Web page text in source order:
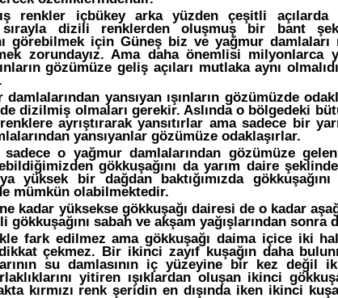
renkler içbükey arka yüzden çeşitli açılarda
sırayla dizili renklerden oluşmuş bir bant
görebilmek için Güneş biz ve yağmur
zorundayız. Ama daha önemlisi milyonlarca
gözümüze geliş açıları mutlaka aynı
damlalarından yansıyan ışınların gözümüzde
dizilmiş olmaları gerekir. Aslında o bölgedeki
renklere ayrıştırarak yansıtırlar ama sadece bir
yansıyanlar gözümüze odaklaşırlar.
o yağmur damlalarından gözümüze
gökkuşağını da yarım daire
yüksek bir dağdan baktığımızda
mümkün olabilmektedir.
kadar yüksekse gökkuşağı dairesi de o kadar
gökkuşağını sabah ve akşam yağışlarından sonra
fark edilmez ama gökkuşağı daima içice iki
çekmez. Bir ikinci zayıf kuşağın daha
su damlasının iç yüzeyine bir kez değil
yitiren ışıklardan oluşan ikinci
kırmızı renk şeridin en dışında iken ikinci